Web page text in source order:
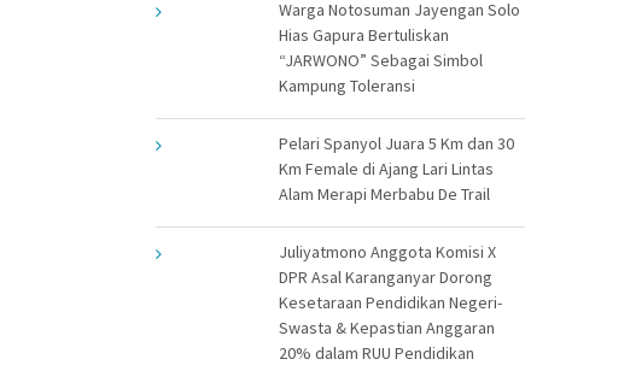
Warga Notosuman Jayengan Solo
Hias Gapura Bertuliskan
“JARWONO” Sebagai Simbol
Kampung Toleransi
Pelari Spanyol Juara 5 Km dan 30
Km Female di Ajang Lari Lintas
Alam Merapi Merbabu De Trail
Juliyatmono Anggota Komisi X
DPR Asal Karanganyar Dorong
Kesetaraan Pendidikan Negeri-
Swasta & Kepastian Anggaran
20% dalam RUU Pendidikan